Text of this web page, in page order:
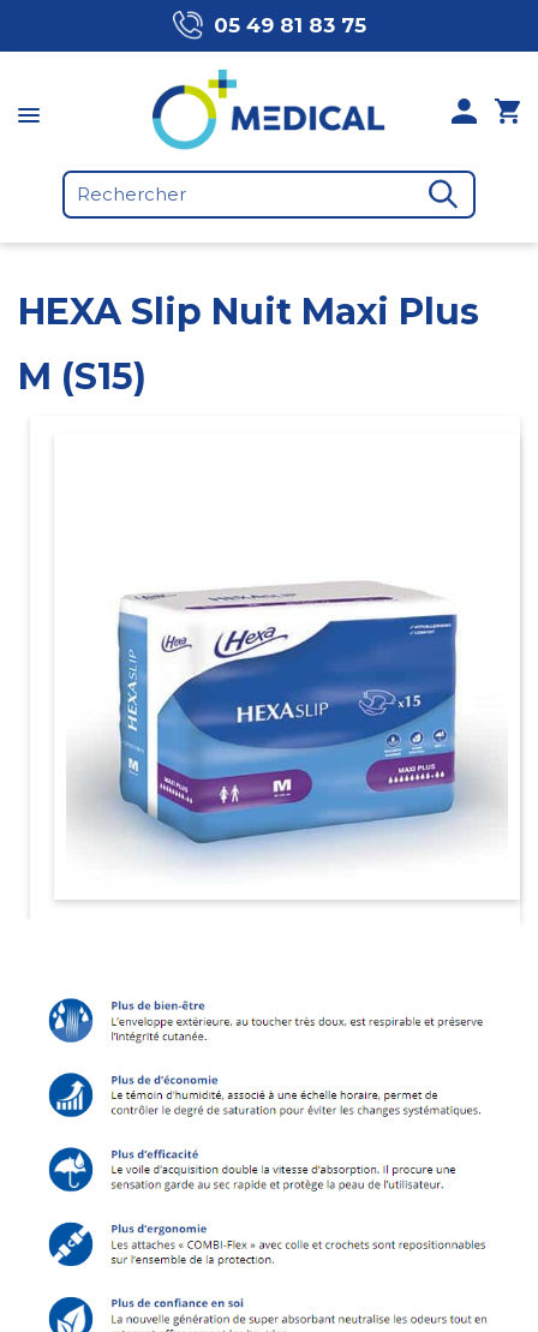
05 49 81 83 75
HEXA Slip Nuit Maxi Plus
M (S15)